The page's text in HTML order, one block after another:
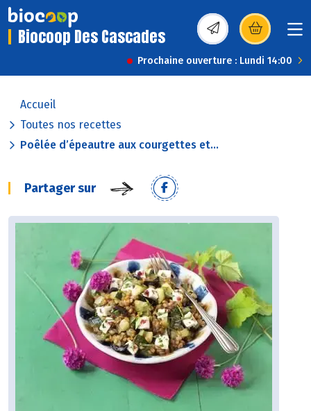
Biocoop Des Cascades (s’ouvre dans une
Prochaine ouverture : Lundi 14:00
Accueil
Toutes nos recettes
Poêlée d’épeautre aux courgettes et...
Partager sur